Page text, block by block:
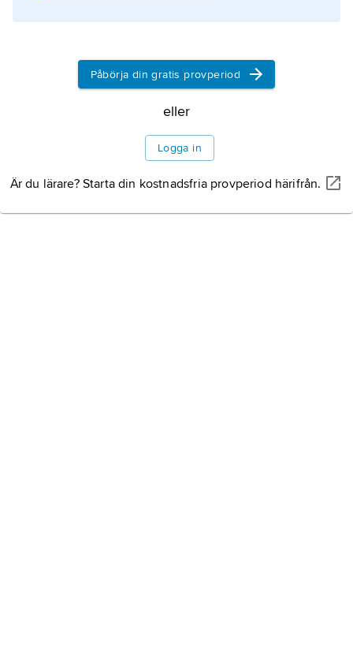
Information om artikeln
Påbörja din gratis provperiod
eller
Logga in
Är du lärare? Starta din kostnadsfria provperiod härifrån.